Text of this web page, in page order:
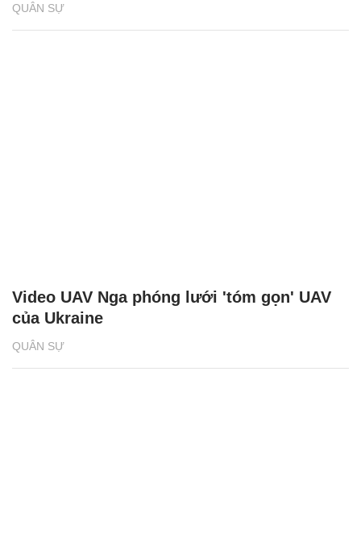
QUÂN SỰ
QUÂN SỰ
Video UAV Nga phóng lưới 'tóm gọn' UAV
của Ukraine